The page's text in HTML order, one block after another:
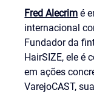
Fred Alecrim é
internacional
Fundador da
HairSIZE, ele é
em ações
VarejoCAST,